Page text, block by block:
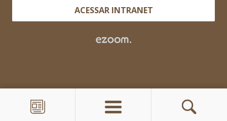
ACESSAR INTRANET